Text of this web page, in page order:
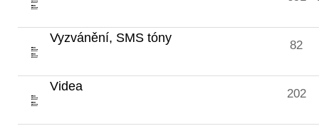
Vyzvánění, SMS tóny
82
Videa
202